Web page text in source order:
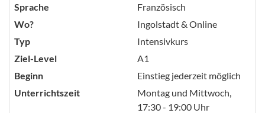
Sprache
Französisch
Wo?
Ingolstadt & Online
Typ
Intensivkurs
Ziel-Level
A1
Beginn
Einstieg jederzeit möglich
Unterrichtszeit
Montag und Mittwoch,
17:30 - 19:00 Uhr